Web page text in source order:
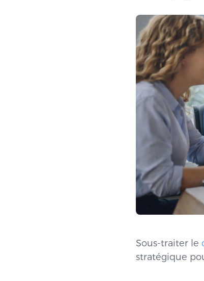
Sous-traiter le
stratégique